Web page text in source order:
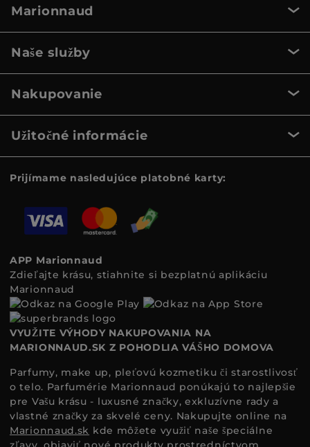
Marionnaud
Naše služby
Nakupovanie
Užitočné informácie
Prijímame nasledujúce platobné karty:
APP Marionnaud
Zdieľajte krásu, stiahnite si bezplatnú aplikáciu
Marionnaud
VYUŽITE VÝHODY NAKUPOVANIA NA
MARIONNAUD.SK Z POHODLIA VÁŠHO DOMOVA
Parfumy, make up, pleťovú kozmetiku či starostlivosť
o telo. Parfumérie Marionnaud ponúkajú to najlepšie
pre Vašu krásu - luxusné značky, exkluzívne rady a
vlastné značky za skvelé ceny. Nakupujte online na
Marionnaud.sk kde môžete využiť naše špeciálne